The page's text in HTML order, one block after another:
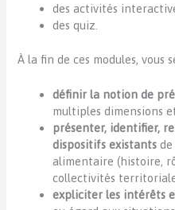
des activités
des quiz.
À la fin de ces modules, vous
définir la notion de
multiples dimensions
présenter, identifier,
dispositifs existants
alimentaire (histoire,
collectivités
expliciter les intérêts